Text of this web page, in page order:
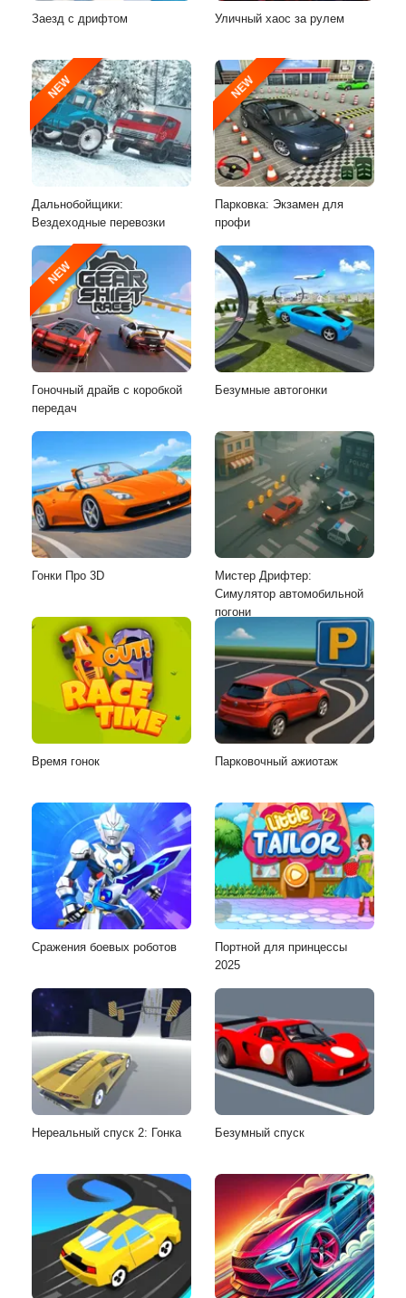
Заезд с дрифтом Уличный хаос за рулем
NEW
Дальнобойщики:
Вездеходные перевозки
NEW
Парковка: Экзамен для
профи
NEW
Гоночный драйв с коробкой
передач
Безумные автогонки
Гонки Про 3D
Мистер Дрифтер:
Симулятор автомобильной
погони
Время гонок Парковочный ажиотаж
Сражения боевых роботов
Портной для принцессы
2025
Нереальный спуск 2: Гонка Безумный спуск